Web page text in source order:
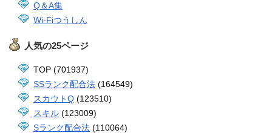
Q＆A集
Wi-Fiつうしん
人気の25ページ
TOP (701937)
SSランク配合法 (164549)
スカウトQ (123510)
スキル (123009)
Sランク配合法 (110064)